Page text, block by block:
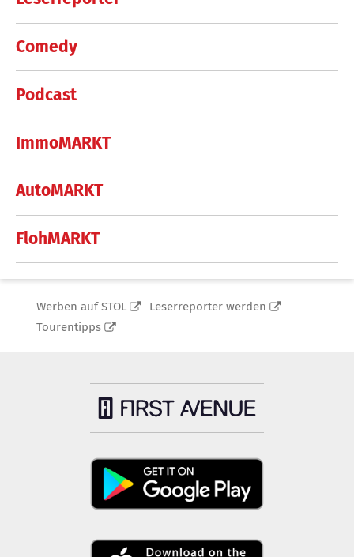
Comedy
Podcast
ImmoMARKT
AutoMARKT
FlohMARKT
Werben auf STOL
Leserreporter werden
Tourentipps